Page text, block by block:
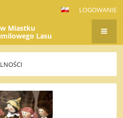
LOGOWANIE
Miastku
Lasu